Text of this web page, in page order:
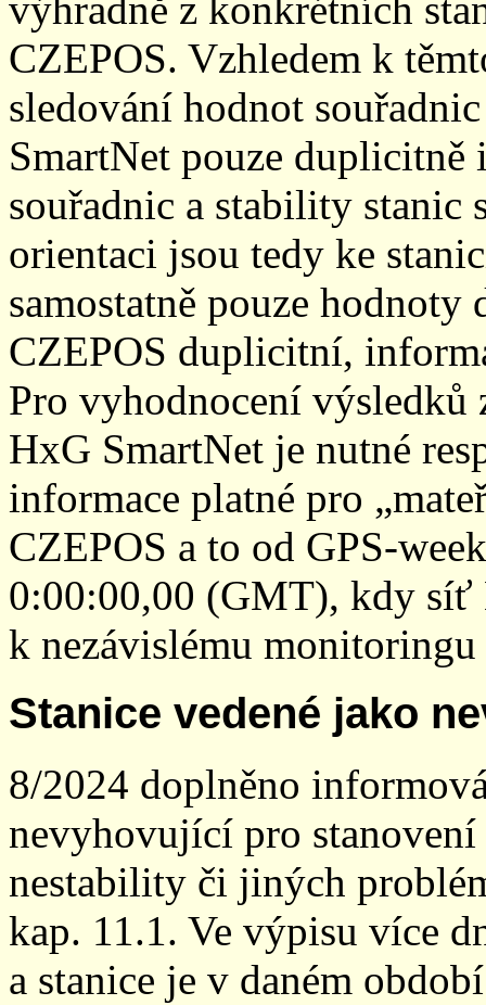
CZEPOS. Vzhledem k
sledování hodnot
SmartNet pouze
souřadnic a stability stanic
orientaci jsou tedy ke
samostatně pouze
CZEPOS duplicitní,
Pro vyhodnocení
HxG SmartNet je nutné
informace platné pro
CZEPOS a to od GPS-
0:00:00,00 (GMT), kdy síť
k nezávislému
Stanice vedené jako
8/2024 doplněno
nevyhovující pro
nestability či jiných
kap. 11.1. Ve výpisu více
a stanice je v daném